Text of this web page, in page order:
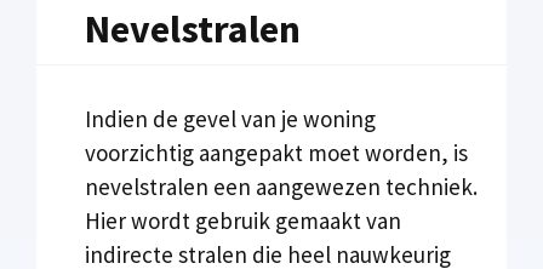
Nevelstralen
Indien de gevel van je woning
voorzichtig aangepakt moet worden, is
nevelstralen een aangewezen techniek.
Hier wordt gebruik gemaakt van
indirecte stralen die heel nauwkeurig